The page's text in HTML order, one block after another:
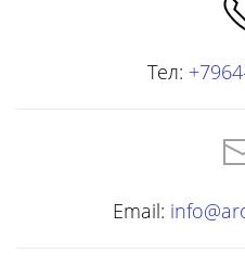
Тел:
Email: